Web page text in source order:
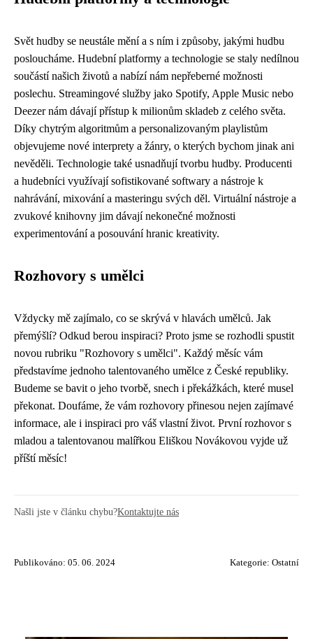
Svět hudby se neustále mění a s ním i způsoby, jakými hudbu
posloucháme. Hudební platformy a technologie se staly nedílnou
součástí našich životů a nabízí nám nepřeberné možnosti
poslechu. Streamingové služby jako Spotify, Apple Music nebo
Deezer nám dávají přístup k milionům skladeb z celého světa.
Díky chytrým algoritmům a personalizovaným playlistům
objevujeme nové interprety a žánry, o kterých bychom jinak ani
nevěděli. Technologie také usnadňují tvorbu hudby. Producenti
a hudebníci využívají sofistikované softwary a nástroje k
nahrávání, mixování a masteringu svých děl. Virtuální nástroje a
zvukové knihovny jim dávají nekonečné možnosti
experimentování a posouvání hranic kreativity.
Rozhovory s umělci
Vždycky mě zajímalo, co se skrývá v hlavách umělců. Jak
přemýšlí? Odkud berou inspiraci? Proto jsme se rozhodli spustit
novou rubriku "Rozhovory s umělci". Každý měsíc vám
představíme jednoho talentovaného umělce z České republiky.
Budeme se bavit o jeho tvorbě, snech i překážkách, které musel
překonat. Doufáme, že vám rozhovory přinesou nejen zajímavé
informace, ale i inspiraci pro váš vlastní život. První rozhovor s
mladou a talentovanou malířkou Eliškou Novákovou vyjde už
příští měsíc!
Našli jste v článku chybu?Kontaktujte nás
Publikováno: 05. 06. 2024 Kategorie: Ostatní